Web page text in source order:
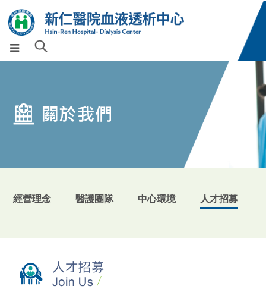
經營理念 醫護團隊 中心環境 人才招募